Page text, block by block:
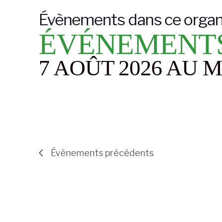
Évènements dans ce
7 AOÛT 2026 AU
Évènementsprécédents